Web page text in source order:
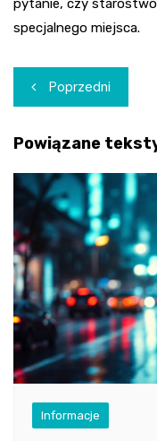
pytanie, czy
specjalnego miejsca.
Nawigacja
wpisu
Poprzedni
Powiązane
Informacje